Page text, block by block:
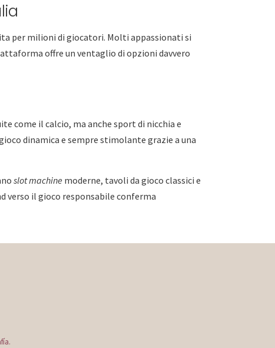
per milioni di giocatori. Molti appassionati si
offre un ventaglio di opzioni davvero
come il calcio, ma anche sport di nicchia e
dinamica e sempre stimolante grazie a una
slot machine moderne, tavoli da gioco classici e
verso il gioco responsabile conferma